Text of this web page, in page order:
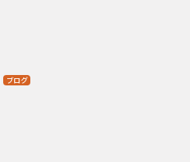
ブログ